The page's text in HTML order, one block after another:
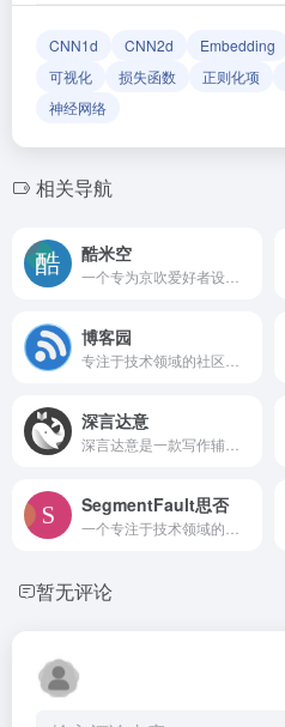
CNN1d CNN2d Embedding
可视化
损失函数 正则化项
神经网络
相关导航
酷米空
博客园
深言达意
SegmentFault思否
暂无评论